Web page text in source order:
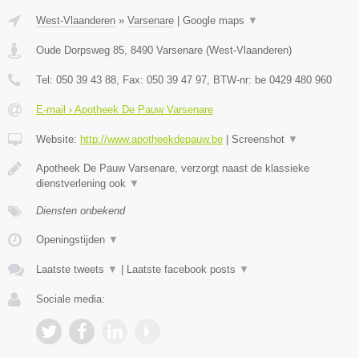
West-Vlaanderen » Varsenare Google maps ▼
Oude Dorpsweg 85 8490 Varsenare (West-Vlaanderen)
Tel: 050 39 43 88 , Fax: 050 39 47 97 , BTW-nr: be 0429 480 960
E-mail › Apotheek De Pauw Varsenare
Website: http://www.apotheekdepauw.be Screenshot ▼
Apotheek De Pauw Varsenare, verzorgt naast de klassieke
dienstverlening ook ▼
Diensten onbekend
Openingstijden ▼
Laatste tweets ▼ Laatste facebook posts ▼
Sociale media: